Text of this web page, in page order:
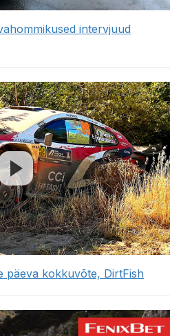
intervjuud
päeva kokkuvõte, DirtFish